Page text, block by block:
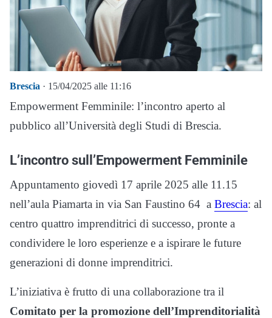
Brescia · 15/04/2025 alle 11:16
Empowerment Femminile: l’incontro aperto al
pubblico all’Università degli Studi di Brescia.
L’incontro sull’Empowerment Femminile
Appuntamento giovedì 17 aprile 2025 alle 11.15
nell’aula Piamarta in via San Faustino 64 a Brescia: al
centro quattro imprenditrici di successo, pronte a
condividere le loro esperienze e a ispirare le future
generazioni di donne imprenditrici.
L’iniziativa è frutto di una collaborazione tra il
Comitato per la promozione dell’Imprenditorialità